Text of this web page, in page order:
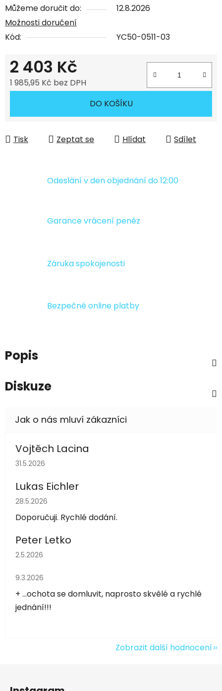
Můžeme doručit do:
12.8.2026
Možnosti doručení
Kód:
YC50-0511-03
2 403 Kč
1 985,95 Kč bez DPH
DO KOŠÍKU
Tisk Zeptat se Hlídat Sdílet
Odeslání v den objednání do 12:00
Garance vrácení peněz
Záruka spokojenosti
Bezpečné online platby
Popis
Diskuze
Vojtěch Lacina
Hodnocení obchodu je 5 z 5 hvězdiček.
31.5.2026
Lukas Eichler
Hodnocení obchodu je 5 z 5 hvězdiček.
28.5.2026
Doporučuji. Rychlé dodání.
Peter Letko
Hodnocení obchodu je 5 z 5 hvězdiček.
2.5.2026
Hodnocení obchodu je 5 z 5 hvězdiček.
9.3.2026
+ ...ochota se domluvit, naprosto skvělé a rychlé
jednání!!!
Zobrazit další hodnocení